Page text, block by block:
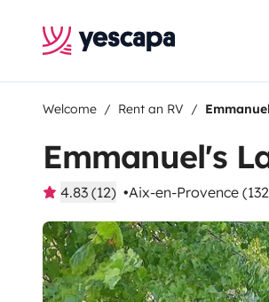
Welcome Rent an RV
Emmanuel's
4.83 (12) Aix-en-Provence